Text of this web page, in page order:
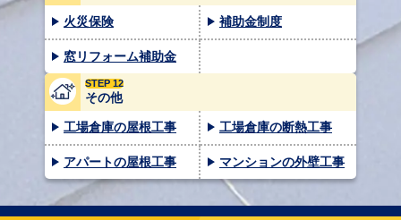
火災保険 補助金制度
窓リフォーム補助金
STEP 12
その他
工場倉庫の屋根工事 工場倉庫の断熱工事
アパートの屋根工事 マンションの外壁工事